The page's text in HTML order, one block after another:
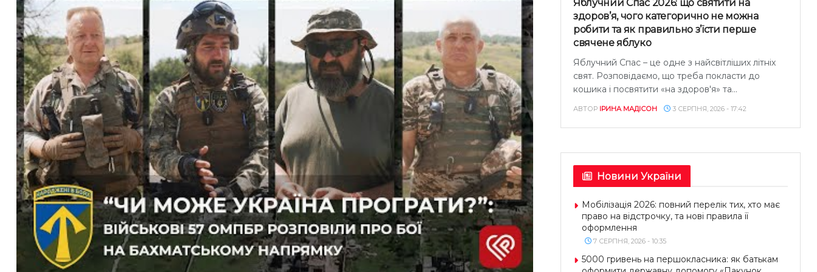
Яблучний Спас 2026: що святити на
здоров’я, чого категорично не можна
робити та як правильно з’їсти перше
свячене яблуко
Яблучний Спас – це одне з найсвітліших літніх
свят. Розповідаємо, що треба покласти до
кошика і посвятити «на здоров'я» та...
АВТОР ІРИНА МАДІСОН 3 СЕРПНЯ, 2026 - 17:42
Новини України
Мобілізація 2026: повний перелік тих, хто має
право на відстрочку, та нові правила її
оформлення
7 СЕРПНЯ, 2026 - 10:35
5000 гривень на першокласника: як батькам